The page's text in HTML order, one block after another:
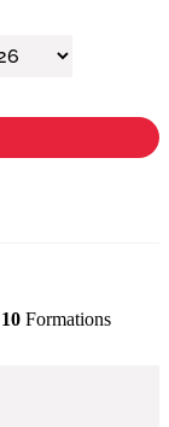
10 Formations